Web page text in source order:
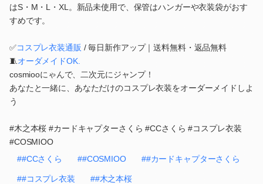
はS・M・L・XL。新品未使用で、保管はハンガーや衣装袋がおす
すめです。
✅コスプレ衣装通販 / 毎日新作アップ｜送料無料・返品無料
🧵オーダメイドOK.
cosmiooにゃんで、二次元にジャンプ！
あなたと一緒に、あなただけのコスプレ衣装をオーダーメイドしよ
う
#木之本桜 #カードキャプターさくら #CCさくら #コスプレ衣装
#COSMIOO
##CCさくら
##COSMIOO ##カードキャプターさくら
##コスプレ衣装 ##木之本桜